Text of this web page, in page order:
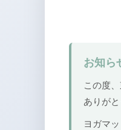
お知ら
この度
ありがと
ヨガマ